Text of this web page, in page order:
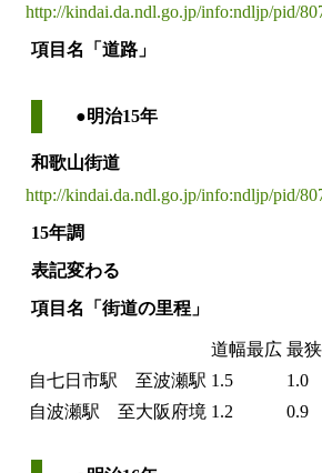
http://kindai.da.ndl.go.jp/info:ndljp/pid/
項目名「道路」
●明治15年
和歌山街道
http://kindai.da.ndl.go.jp/info:ndljp/pid/
15年調
表記変わる
項目名「街道の里程」
道幅最広 最狭
自七日市駅 至波瀬駅 1.5 1.0
自波瀬駅 至大阪府境 1.2 0.9